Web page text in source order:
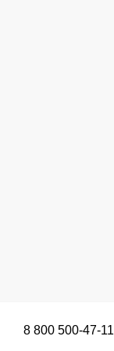
8 800 500-47-11